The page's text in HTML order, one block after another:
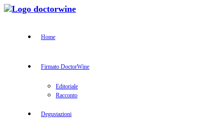
Home
Firmato DoctorWine
Editoriale
Racconto
Degustazioni